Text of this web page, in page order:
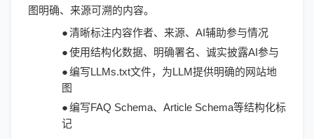
图明确、来源可溯的内容。
●清晰标注内容作者、来源、 AI辅助参与情况
●使用结构化数据、明确署名、诚实披露AI参与
●编写LLMs.txt文件，为LLM提供明确的网站地
图
●编写FAQ Schema、Article Schema等结构化标
记